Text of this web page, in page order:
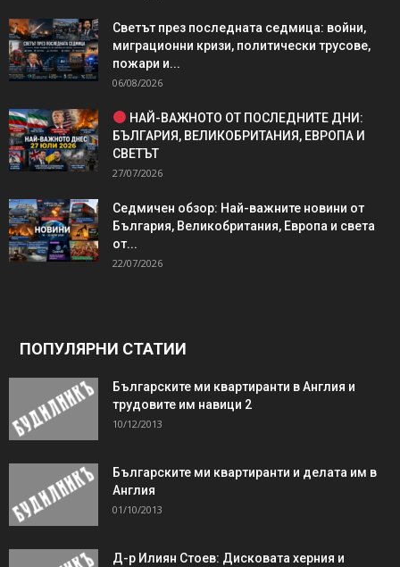
Светът през последната седмица: войни,
миграционни кризи, политически трусове,
пожари и...
06/08/2026
НАЙ-ВАЖНОТО ОТ ПОСЛЕДНИТЕ ДНИ:
БЪЛГАРИЯ, ВЕЛИКОБРИТАНИЯ, ЕВРОПА И
СВЕТЪТ
27/07/2026
Седмичен обзор: Най-важните новини от
България, Великобритания, Европа и света
от...
22/07/2026
ПОПУЛЯРНИ СТАТИИ
Българските ми квартиранти в Англия и
трудовите им навици 2
10/12/2013
Българските ми квартиранти и делата им в
Англия
01/10/2013
Д-р Илиян Стоев: Дисковата херния и